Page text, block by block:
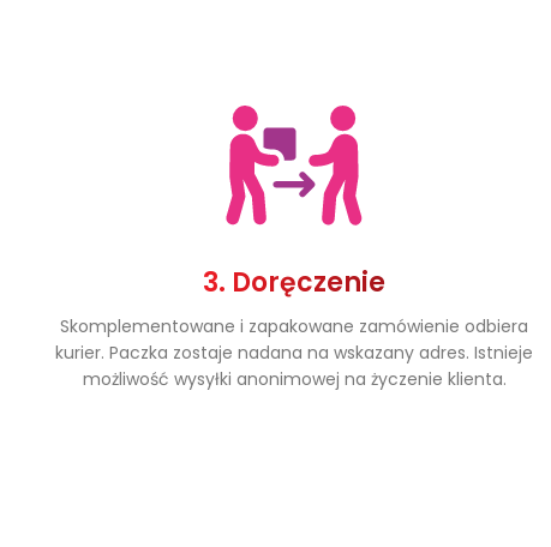
3. Doręczenie
Skomplementowane i zapakowane zamówienie odbiera
kurier. Paczka zostaje nadana na wskazany adres. Istnieje
możliwość wysyłki anonimowej na życzenie klienta.